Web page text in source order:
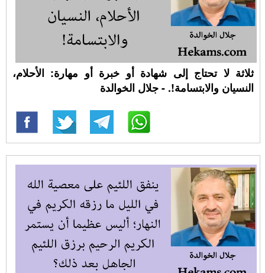
ثلاثة لا تحتاج إلى شهادة أو خبرة أو مهارة: الأحلام،
النسيان والابتسامة!. - جلال الخوالدة